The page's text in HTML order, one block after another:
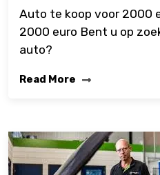
Auto te koop voor 2000
2000 euro Bent u op
auto?
Read More